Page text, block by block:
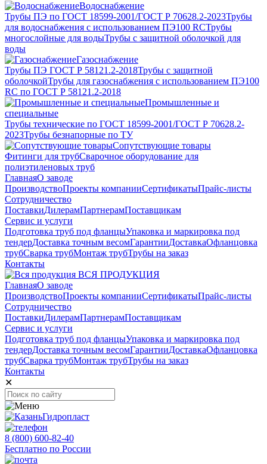
Водоснабжение
Трубы ПЭ по ГОСТ 18599-2001/ГОСТ Р 70628.2-2023Трубы
для водоснабжения с использованием ПЭ100 RCТрубы
многослойные для водыТрубы с защитной оболочкой для
воды
Газоснабжение
Трубы ПЭ ГОСТ Р 58121.2-2018Трубы с защитной
оболочкойТрубы для газоснабжения с использованием ПЭ100
RC по ГОСТ Р 58121.2-2018
Промышленные и
специальные
Трубы технические по ГОСТ 18599-2001/ГОСТ Р 70628.2-
2023Трубы безнапорные по ТУ
Сопутствующие товары
Фитинги для трубСварочное оборудование для
полиэтиленовых труб
ГлавнаяО заводе
ПроизводствоПроекты компанииСертификатыПрайс-листы
Сотрудничество
ПоставкиДилерамПартнерамПоставщикам
Сервис и услуги
Подготовка труб под фланцыУпаковка и маркировка под
тендерДоставка точным весомГарантииДоставкаОфланцовка
трубСварка трубМонтаж трубТрубы на заказ
Контакты
ВСЯ ПРОДУКЦИЯ
ГлавнаяО заводе
ПроизводствоПроекты компанииСертификатыПрайс-листы
Сотрудничество
ПоставкиДилерамПартнерамПоставщикам
Сервис и услуги
Подготовка труб под фланцыУпаковка и маркировка под
тендерДоставка точным весомГарантииДоставкаОфланцовка
трубСварка трубМонтаж трубТрубы на заказ
Контакты
✕
8 (800) 600-82-40
Бесплатно по России